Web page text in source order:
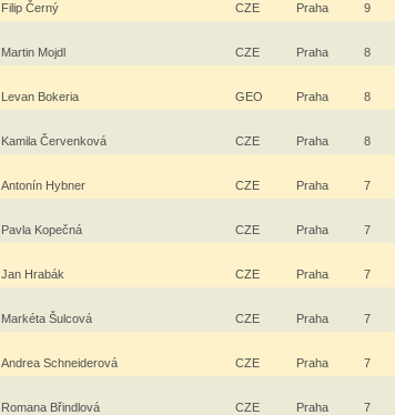
Filip Černý CZE Praha 9
Martin Mojdl CZE Praha 8
Levan Bokeria GEO Praha 8
Kamila Červenková CZE Praha 8
Antonín Hybner CZE Praha 7
Pavla Kopečná CZE Praha 7
Jan Hrabák CZE Praha 7
Markéta Šulcová CZE Praha 7
Andrea Schneiderová CZE Praha 7
Romana Břindlová CZE Praha 7